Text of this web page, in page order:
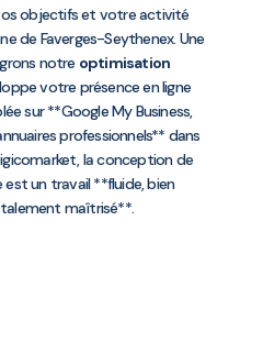
objectifs et votre activité
de Faverges-Seythenex. Une
notre optimisation
votre présence en ligne
sur **Google My Business,
professionnels** dans
la conception de
un travail **fluide, bien
maîtrisé**.